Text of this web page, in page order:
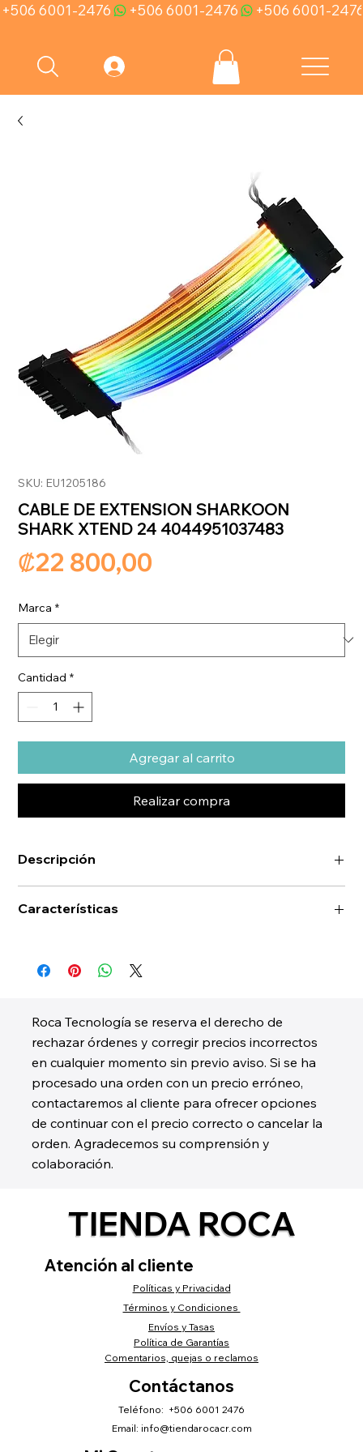
+506 6001-2476
Roca Tecnología se reserva el derecho de
rechazar órdenes y corregir precios incorrectos
en cualquier momento sin previo aviso. Si se ha
procesado una orden con un precio erróneo,
contactaremos al cliente para ofrecer opciones
de continuar con el precio correcto o cancelar la
orden. Agradecemos su comprensión y
colaboración.
SKU: EU1205186
CABLE DE EXTENSION SHARKOON
SHARK XTEND 24 4044951037483
₡22 800,00
Marca *
Cantidad *
Agregar al carrito
Realizar compra
Descripción
Características
TIENDA ROCA
Atención al cliente
Políticas y Privacidad
Términos y Condiciones
Envíos y Tasas
Política de Garantías
Comentarios, quejas o reclamos
Contáctanos
Teléfono: +506 6001 2476
Email: info@tiendarocacr.com